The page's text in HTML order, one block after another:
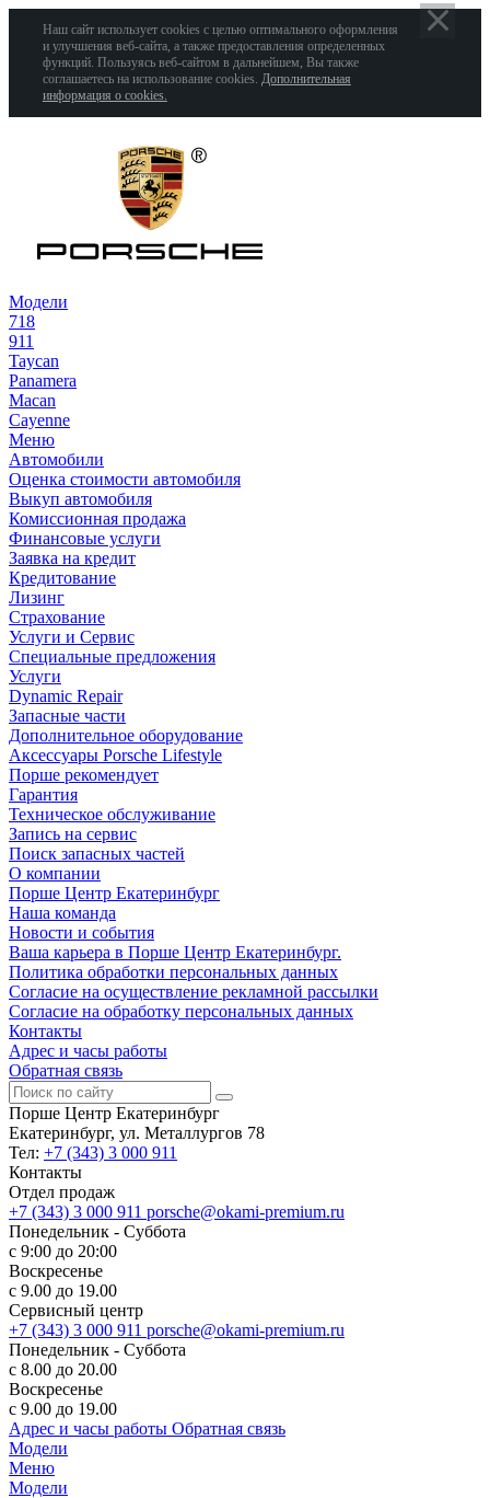
Наш сайт использует cookies с целью оптимального оформления
и улучшения веб-сайта, а также предоставления определенных
функций. Пользуясь веб-сайтом в дальнейшем, Вы также
соглашаетесь на использование cookies. Дополнительная
информация о cookies.
Модели
718
911
Taycan
Panamera
Macan
Cayenne
Меню
Автомобили
Оценка стоимости автомобиля
Выкуп автомобиля
Комиссионная продажа
Финансовые услуги
Заявка на кредит
Кредитование
Лизинг
Страхование
Услуги и Сервис
Специальные предложения
Услуги
Dynamic Repair
Запасные части
Дополнительное оборудование
Аксессуары Porsche Lifestyle
Порше рекомендует
Гарантия
Техническое обслуживание
Запись на сервис
Поиск запасных частей
О компании
Порше Центр Екатеринбург
Наша команда
Новости и события
Ваша карьера в Порше Центр Екатеринбург.
Политика обработки персональных данных
Согласие на осуществление рекламной рассылки
Согласие на обработку персональных данных
Контакты
Адрес и часы работы
Обратная связь
Порше Центр Екатеринбург
Екатеринбург, ул. Металлургов 78
Тел: +7 (343) 3 000 911
Контакты
Отдел продаж
+7 (343) 3 000 911 porsche@okami-premium.ru
Понедельник - Суббота
с 9:00 до 20:00
Воскресенье
с 9.00 до 19.00
Сервисный центр
+7 (343) 3 000 911 porsche@okami-premium.ru
Понедельник - Суббота
с 8.00 до 20.00
Воскресенье
с 9.00 до 19.00
Адрес и часы работы Обратная связь
Модели
Меню
Модели